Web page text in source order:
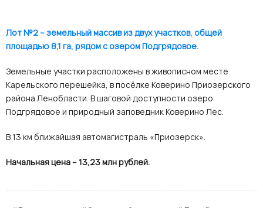
Лот №2 – земельный массив из двух участков, общей
площадью 8,1 га, рядом с озером Подгрядовое.
Земельные участки расположены в живописном месте
Карельского перешейка, в посёлке Коверино Приозерского
района Ленобласти. В шаговой доступности озеро
Подгрядовое и природный заповедник Коверино Лес.
В 13 км ближайшая автомагистраль «Приозерск».
Начальная цена – 13,23 млн рублей.